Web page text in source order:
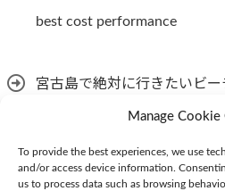
Manage Cookie
To provide the best experiences, we use
and/or access device information.
us to process data such as browsing
best cost performance
宮古島で絶対に行きたいビ
you should definitely visit on
ヨーロッパの街並みで過ごそ